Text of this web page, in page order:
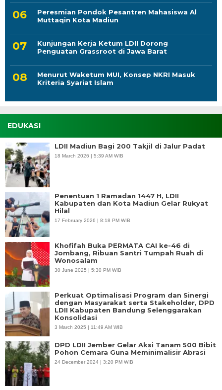
Peresmian Pondok Pesantren Mahasiswa Al
Muttaqin Kota Madiun
Kunjungan Kerja Ketum LDII Dorong
Penguatan Grassroot di Jawa Barat
Menurut Waketum MUI, Konsep NKRI Masuk
Kriteria Syariat Islam
EDUKASI
LDII Madiun Bagi 200 Takjil di Jalur Padat
18 March 2026 | 5:39 AM WIB
Penentuan 1 Ramadan 1447 H, LDII
Kabupaten dan Kota Madiun Gelar Rukyat
Hilal
17 February 2026 | 8:18 PM WIB
Khofifah Buka PERMATA CAI ke-46 di
Jombang, Ribuan Santri Tumpah Ruah di
Wonosalam
30 June 2025 | 5:30 PM WIB
Perkuat Optimalisasi Program dan Sinergi
dengan Masyarakat serta Stakeholder, DPD
LDII Kabupaten Bandung Selenggarakan
Konsolidasi
3 March 2025 | 11:49 AM WIB
DPD LDII Jember Gelar Aksi Tanam 500 Bibit
Pohon Cemara Guna Meminimalisir Abrasi
24 December 2024 | 3:20 PM WIB